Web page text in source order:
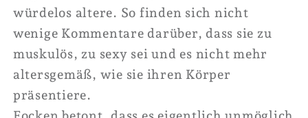
würdelos altere. So finden sich nicht
wenige Kommentare darüber, dass sie zu
muskulös, zu sexy sei und es nicht mehr
altersgemäß, wie sie ihren Körper
präsentiere.